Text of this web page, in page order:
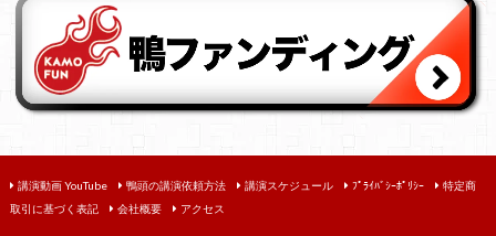
講演動画 YouTube 鴨頭の講演依頼方法 講演スケジュール ﾌﾟﾗｲﾊﾞｼｰﾎﾟﾘｼｰ
特定商
取引に基づく表記
会社概要 アクセス